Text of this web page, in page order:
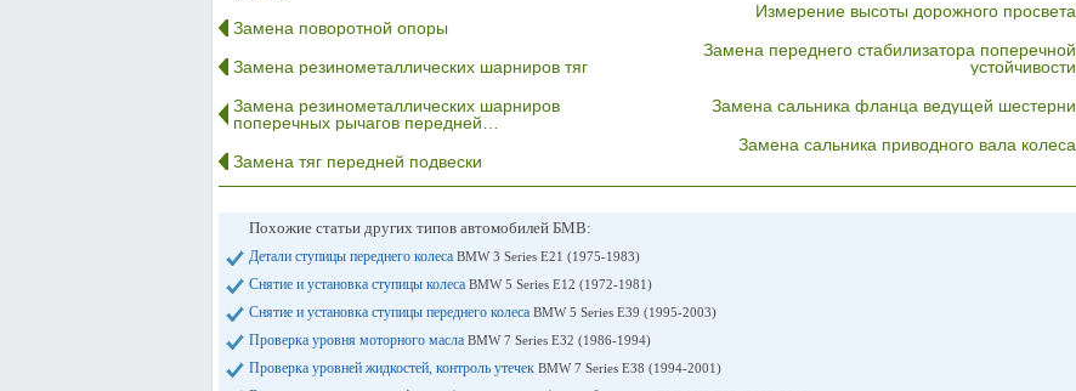
Замена поворотной опоры
Замена резинометаллических шарниров тяг
Замена резинометаллических шарниров
поперечных рычагов передней…
Замена тяг передней подвески
Измерение высоты дорожного просвета
Замена переднего стабилизатора поперечной
устойчивости
Замена сальника фланца ведущей шестерни
Замена сальника приводного вала колеса
Похожие статьи других типов автомобилей БМВ:
Детали ступицы переднего колеса BMW 3 Series E21 (1975-1983)
Снятие и установка ступицы колеса BMW 5 Series E12 (1972-1981)
Снятие и установка ступицы переднего колеса BMW 5 Series E39 (1995-2003)
Проверка уровня моторного масла BMW 7 Series E32 (1986-1994)
Проверка уровней жидкостей, контроль утечек BMW 7 Series E38 (1994-2001)